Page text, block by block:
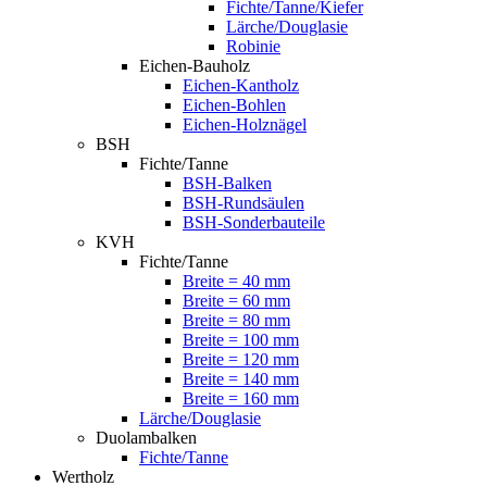
Fichte/Tanne/Kiefer
Lärche/Douglasie
Robinie
Eichen-Bauholz
Eichen-Kantholz
Eichen-Bohlen
Eichen-Holznägel
BSH
Fichte/Tanne
BSH-Balken
BSH-Rundsäulen
BSH-Sonderbauteile
KVH
Fichte/Tanne
Breite = 40 mm
Breite = 60 mm
Breite = 80 mm
Breite = 100 mm
Breite = 120 mm
Breite = 140 mm
Breite = 160 mm
Lärche/Douglasie
Duolambalken
Fichte/Tanne
Wertholz